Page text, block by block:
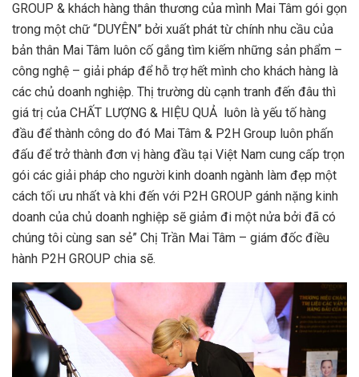
GROUP & khách hàng thân thương của mình Mai Tâm gói gọn
trong một chữ “DUYÊN” bởi xuất phát từ chính nhu cầu của
bản thân Mai Tâm luôn cố gắng tìm kiếm những sản phẩm –
công nghệ – giải pháp để hỗ trợ hết mình cho khách hàng là
các chủ doanh nghiệp. Thị trường dù cạnh tranh đến đâu thì
giá trị của CHẤT LƯỢNG & HIỆU QUẢ luôn là yếu tố hàng
đầu để thành công do đó Mai Tâm & P2H Group luôn phấn
đấu để trở thành đơn vị hàng đầu tại Việt Nam cung cấp trọn
gói các giải pháp cho người kinh doanh ngành làm đẹp một
cách tối ưu nhất và khi đến với P2H GROUP gánh nặng kinh
doanh của chủ doanh nghiệp sẽ giảm đi một nửa bởi đã có
chúng tôi cùng san sẻ” Chị Trần Mai Tâm – giám đốc điều
hành P2H GROUP chia sẽ.